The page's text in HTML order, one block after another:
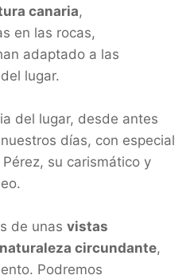
canaria,
en las rocas,
adaptado a las
lugar.
del lugar, desde antes
días, con especial
su carismático y
de unas vistas
circundante,
Podremos